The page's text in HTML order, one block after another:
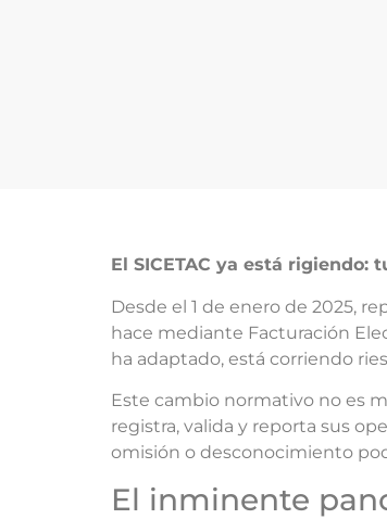
El SICETAC ya está rigiendo:
Desde el 1 de enero de 2025,
hace mediante Facturación
ha adaptado, está corriendo
Este cambio normativo no es
registra, valida y reporta sus
omisión o desconocimiento
El inminente